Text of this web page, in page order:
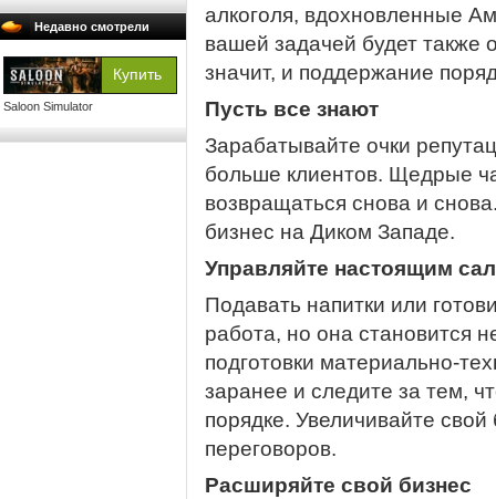
Недавно смотрели
Saloon Simulator
алкоголя, вдохновленные
вашей задачей будет также
значит, и поддержание
Пусть все знают
Зарабатывайте очки
больше клиентов. Щедрые
возвращаться снова и
бизнес на Диком Западе.
Управляйте настоящим
Подавать напитки или
работа, но она становится
подготовки материально-
заранее и следите за тем,
порядке. Увеличивайте
переговоров.
Расширяйте свой бизнес